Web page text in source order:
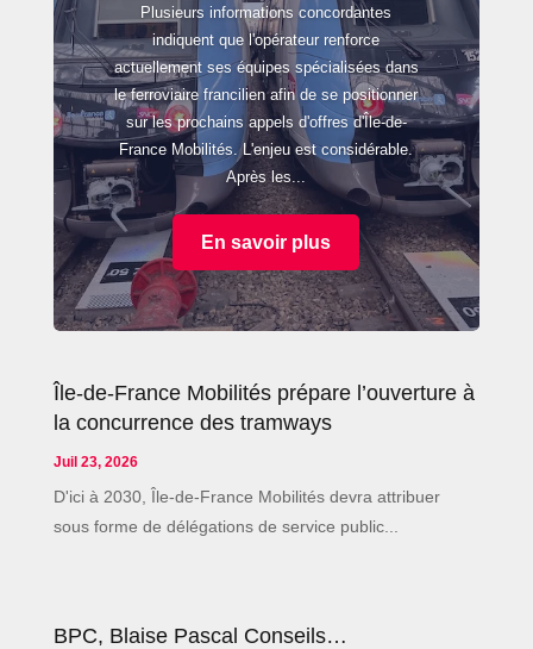
Plusieurs informations concordantes
indiquent que l'opérateur renforce
actuellement ses équipes spécialisées dans
le ferroviaire francilien afin de se positionner
sur les prochains appels d'offres d'Île-de-
France Mobilités. L'enjeu est considérable.
Après les...
En savoir plus
Île-de-France Mobilités prépare l’ouverture à
la concurrence des tramways
Juil 23, 2026
D'ici à 2030, Île-de-France Mobilités devra attribuer
sous forme de délégations de service public...
BPC, Blaise Pascal Conseils…